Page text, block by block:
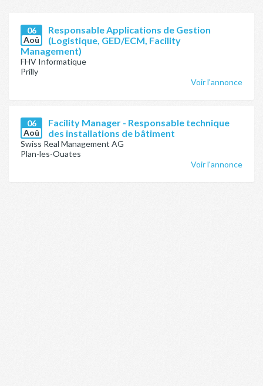
06
Aoû
Responsable Applications de Gestion
(Logistique, GED/ECM, Facility
Management)
FHV Informatique
Prilly
Voir l'annonce
06
Aoû
Facility Manager - Responsable technique
des installations de bâtiment
Swiss Real Management AG
Plan-les-Ouates
Voir l'annonce